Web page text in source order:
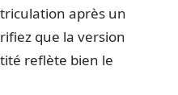
après un
que la version
reflète bien le